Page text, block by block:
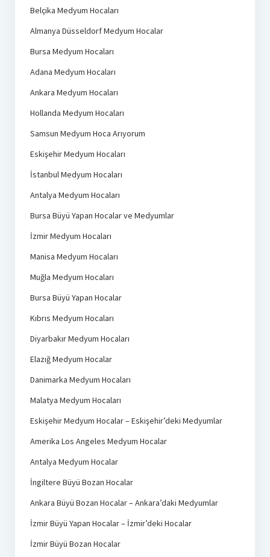
Belçika Medyum Hocaları
Almanya Düsseldorf Medyum Hocalar
Bursa Medyum Hocaları
Adana Medyum Hocaları
Ankara Medyum Hocaları
Hollanda Medyum Hocaları
Samsun Medyum Hoca Arıyorum
Eskişehir Medyum Hocaları
İstanbul Medyum Hocaları
Antalya Medyum Hocaları
Bursa Büyü Yapan Hocalar ve Medyumlar
İzmir Medyum Hocaları
Manisa Medyum Hocaları
Muğla Medyum Hocaları
Bursa Büyü Yapan Hocalar
Kıbrıs Medyum Hocaları
Diyarbakır Medyum Hocaları
Elazığ Medyum Hocalar
Danimarka Medyum Hocaları
Malatya Medyum Hocaları
Eskişehir Medyum Hocalar – Eskişehir’deki Medyumlar
Amerika Los Angeles Medyum Hocalar
Antalya Medyum Hocalar
İngiltere Büyü Bozan Hocalar
Ankara Büyü Bozan Hocalar – Ankara’daki Medyumlar
İzmir Büyü Yapan Hocalar – İzmir’deki Hocalar
İzmir Büyü Bozan Hocalar